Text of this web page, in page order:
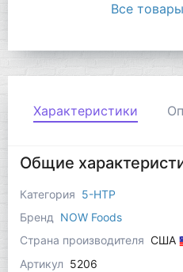
Все
Характеристики
Общие
Категория 5-HTP
Бренд
NOW Foods
Страна производителя США
Артикул 5206